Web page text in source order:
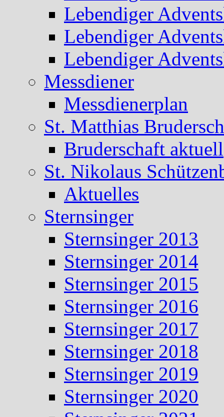
Lebendiger
Lebendiger
Lebendiger
Messdiener
Messdienerplan
St. Matthias
Bruderschaft aktuell
St. Nikolaus
Aktuelles
Sternsinger
Sternsinger 2013
Sternsinger 2014
Sternsinger 2015
Sternsinger 2016
Sternsinger 2017
Sternsinger 2018
Sternsinger 2019
Sternsinger 2020